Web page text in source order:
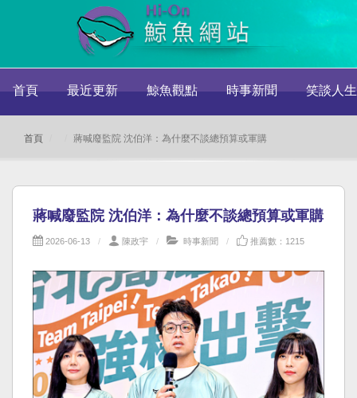
首頁 最近更新 鯨魚觀點 時事新聞 笑談人生
首頁 蔣喊廢監院 沈伯洋：為什麼不談總預算或軍購
蔣喊廢監院 沈伯洋：為什麼不談總預算或軍購
2026-06-13 陳政宇 時事新聞 推薦數：1215